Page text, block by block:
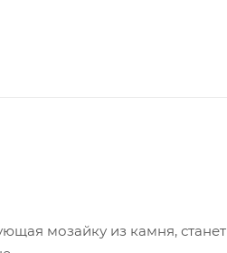
мозайку из камня, станет